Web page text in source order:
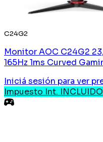
C24G2
Monitor AOC C24G2
165Hz 1ms Curved
Iniciá sesión para ver
Impuesto Int. INCLUIDO